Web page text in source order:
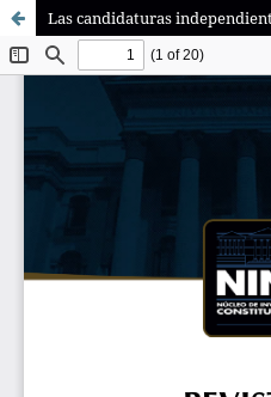
Las candidaturas